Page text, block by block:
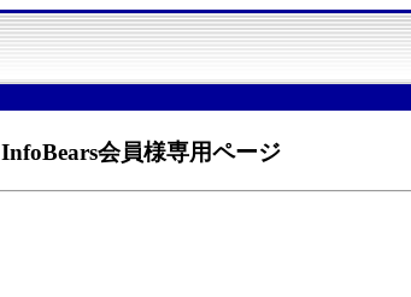
InfoBears会員様専用ページ